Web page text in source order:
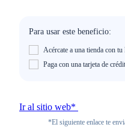
Para usar este beneficio:
Acércate a una tienda con
Paga con una tarjeta de
Ir al sitio web*
*El siguiente enlace te